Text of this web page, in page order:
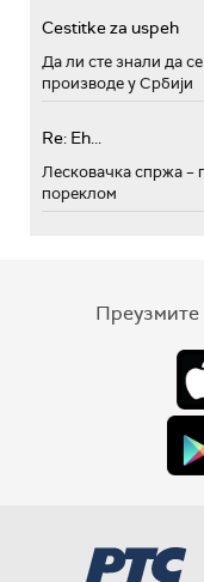
Cestitke za uspeh
Да ли сте знали да
производе у Србији
Re: Eh...
Лесковачка спржа –
пореклом